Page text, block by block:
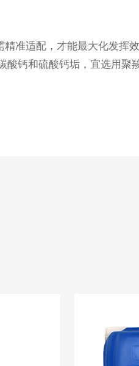
准适配，才能最大化发
钙和硫酸钙垢，宜选用聚